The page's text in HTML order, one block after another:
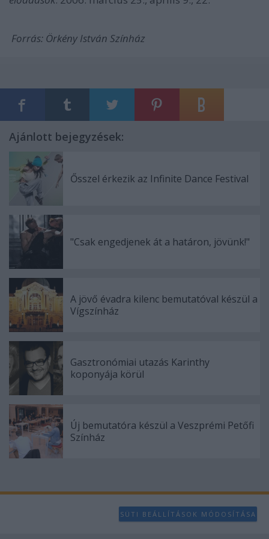
Forrás: Örkény István Színház
Ajánlott bejegyzések:
Ősszel érkezik az Infinite Dance Festival
"Csak engedjenek át a határon, jövünk!"
A jövő évadra kilenc bemutatóval készül a
Vígszínház
Gasztronómiai utazás Karinthy
koponyája körül
Új bemutatóra készül a Veszprémi Petőfi
Színház
SÜTI BEÁLLÍTÁSOK MÓDOSÍTÁSA